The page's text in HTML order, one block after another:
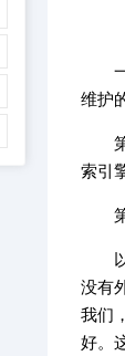
维护
索引
没有
我们
好。